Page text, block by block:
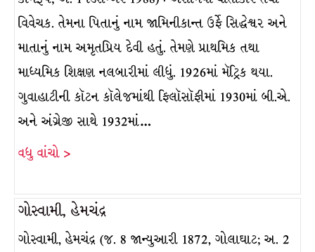
વિવેચક. તેમના પિતાનું નામ જામિનીકાન્ત ઉર્ફે સિદ્ધેશ્વર અને
માતાનું નામ અમૃતપ્રિય દેવી હતું. તેમણે પ્રાથમિક તથા
માધ્યમિક શિક્ષણ નલબારીમાં લીધું. 1926માં મૅટ્રિક થયા.
ગુવાહાટીની કૉટન કૉલેજમાંથી ફિલૉસૉફીમાં 1930માં બી.એ.
અને અંગ્રેજી સાથે 1932માં…
વધુ વાંચો >
ગોસ્વામી, હેમચંદ્ર
ગોસ્વામી, હેમચંદ્ર (જ. 8 જાન્યુઆરી 1872, ગોલાઘાટ; અ. 2